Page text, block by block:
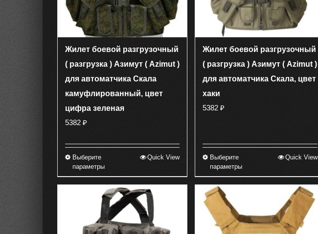
странице
товара.
странице
товара.
Жилет боевой разгрузочный
( разгрузка ) Азимут ( Azimut )
для автоматчика Скала
камуфлированный, цвет
цифра зеленая
5382 ₽
Выберите
параметры
имеет
несколько
вариаций.
Опции
Quick View
Жилет боевой разгрузочный
( разгрузка ) Азимут ( Azimut )
для автоматчика Скала, цвет
хаки
5382₽
Выберите
параметры
имеет
несколько
вариаций.
Опции
Quick View